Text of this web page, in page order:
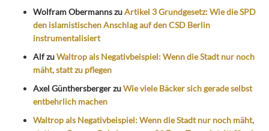
Wolfram ObermannszuArtikel 3 Grundgesetz: Wie die SPD
den islamistischen Anschlag auf den CSD Berlin
instrumentalisiert
AlfzuWaltrop als Negativbeispiel: Wenn die Stadt nur noch
mäht, statt zu pflegen
Axel GünthersbergerzuWie viele Bäcker sich gerade selbst
entbehrlich machen
Waltrop als Negativbeispiel: Wenn die Stadt nur noch mäht,